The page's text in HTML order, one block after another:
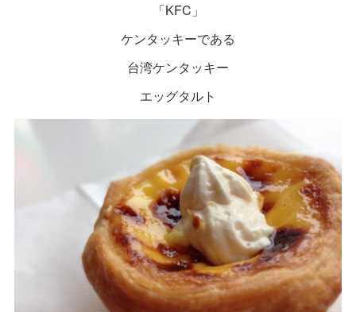
「KFC」
ケンタッキーである
台湾ケンタッキー
エッグタルト